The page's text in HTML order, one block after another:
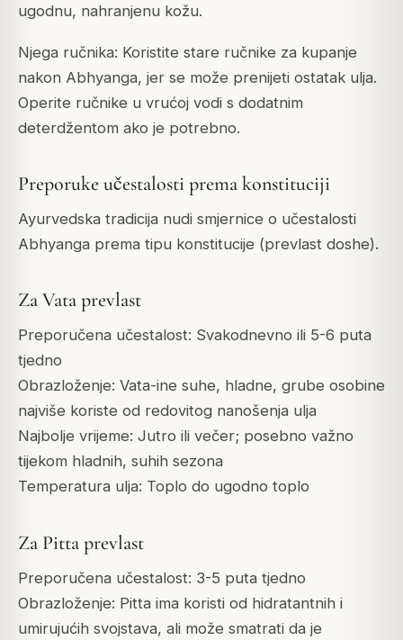
ugodnu, nahranjenu kožu.
Njega ručnika: Koristite stare ručnike za kupanje
nakon Abhyanga, jer se može prenijeti ostatak ulja.
Operite ručnike u vrućoj vodi s dodatnim
deterdžentom ako je potrebno.
Preporuke učestalosti prema konstituciji
Ayurvedska tradicija nudi smjernice o učestalosti
Abhyanga prema tipu konstitucije (prevlast doshe).
Za Vata prevlast
Preporučena učestalost: Svakodnevno ili 5-6 puta
tjedno
Obrazloženje: Vata-ine suhe, hladne, grube osobine
najviše koriste od redovitog nanošenja ulja
Najbolje vrijeme: Jutro ili večer; posebno važno
tijekom hladnih, suhih sezona
Temperatura ulja: Toplo do ugodno toplo
Za Pitta prevlast
Preporučena učestalost: 3-5 puta tjedno
Obrazloženje: Pitta ima koristi od hidratantnih i
umirujućih svojstava, ali može smatrati da je